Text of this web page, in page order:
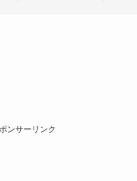
ンサーリンク